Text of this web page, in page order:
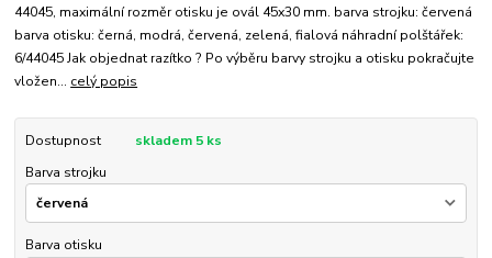
44045, maximální rozměr otisku je ovál 45x30 mm. barva strojku: červená
barva otisku: černá, modrá, červená, zelená, fialová náhradní polštářek:
6/44045 Jak objednat razítko ? Po výběru barvy strojku a otisku pokračujte
vložen... celý popis
Dostupnost
skladem 5 ks
Barva strojku
Barva otisku